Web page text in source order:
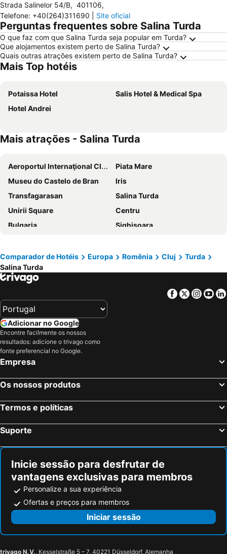
Strada Salinelor 54/B, 401106,
Telefone: +40(264)311690 Site oficial
Perguntas frequentes sobre Salina Turda
O que faz com que Salina Turda seja popular em Turda?
Que alojamentos existem perto de Salina Turda?
Quais outras atrações existem perto de Salina Turda?
Mais Top hotéis
Potaissa Hotel
Salis Hotel & Medical Spa
Hotel Andrei
Mais atrações - Salina Turda
Aeroportul Internaţional Cluj-Napoca
Piata Mare
Museu do Castelo de Bran
Iris
Transfagarasan
Salina Turda
Unirii Square
Centru
Bulgaria
Sighişoara
Peles
Gara CFR Cluj-Napoca Est
Rohia
Ocna Sugatag
Bartolomeu
Telecabina Tampa
Centro Histórico
Debrecen International Airport
Feleacu Slope
Bună Ziua
Zorilor sud
Grădina Botanică
Bastionul Croitorilor
Biserica Piaristilor
Someșeni
Piata Avram Iancu
Astra
Centrul de echitatie Diana
Gara Păuşa
Casino Club
Muzeul Local Certeze
Soarelui
Rezervatia Naturala Dealul de Sare
M1
Rezervatia naturala Tinoavele din Muntii Oas Gutai
Lacul Tivoli
Sugau/ Sugo
Lacul Capra
Tirgu Mures Teatrul National
Comparador de Hotéis Europa Romênia Cluj
Turda
Salina Turda
Facebook
Twitter
Adicionar no Google
Encontre facilmente os nossos
resultados: adicione o trivago como
fonte preferencial no Google.
Empresa
Os nossos produtos
Termos e políticas
Suporte
Inicie sessão para desfrutar de
vantagens exclusivas para membros
Personalize a sua experiência
Ofertas e preços para membros
Iniciar sessão
trivago N.V., Kesselstraße 5 – 7, 40221 Düsseldorf, Alemanha